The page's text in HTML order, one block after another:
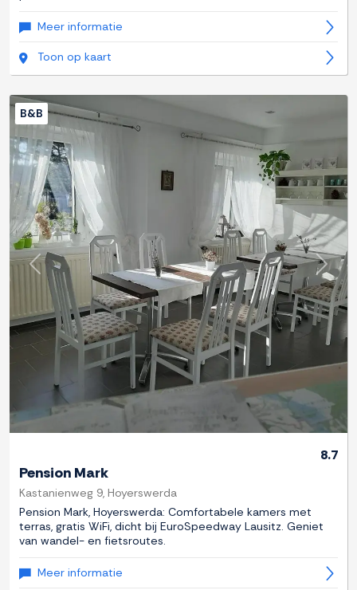
Meer informatie
Toon op kaart
Previous Next
B&B
8.7
Pension Mark
Kastanienweg 9, Hoyerswerda
Pension Mark, Hoyerswerda: Comfortabele kamers met
terras, gratis WiFi, dicht bij EuroSpeedway Lausitz. Geniet
van wandel- en fietsroutes.
Meer informatie